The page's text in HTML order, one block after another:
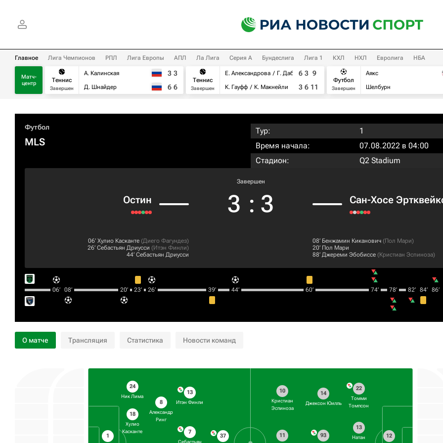
Главное Лига Чемпионов РПЛ Лига Европы АПЛ Ла Лига Серия А Бундеслига Лига 1 КХЛ НХЛ Евролига НБА
Матч-
центр
Теннис
Завершен
А. Калинская
Д. Шнайдер
3 3
6 6
Теннис
Завершен
Е. Александрова
Г. Дабровски
К. Гауфф
К. Макнейли
6 3 9
3 6 11
Футбол
Завершен
Аякс
Шелбурн
Футбол
MLS
Тур:
1
Время начала:
07.08.2022 в 04:00
Стадион:
Q2 Stadium
Остин
Завершен
3 : 3 Сан-Хосе
06‎’‎ Хулио Касканте (Диего Фагундез)
26‎’‎ Себастьян Дриусси (Итэн Финли)
44‎’‎ Себастьян Дриусси
08‎’‎ Бенжамин Киканович (Пол Мари)
20‎’‎ Пол Мари
88‎’‎ Джереми Эбобиссе (Кристиан Эспиноза)
06‎’‎ 08‎’‎ 20‎’‎ 23‎’‎ 26‎’‎ 39‎’‎ 44‎’‎ 60‎’‎ 74‎’‎ 78‎’‎ 82‎’‎ 84‎’‎ 86‎’‎
О матче Трансляция Статистика Новости команд
1
24
Ник Лима
18
Хулио
Касканте
8
Александр
Ринг
13
Итэн Финли
7
Себастьян
37 12
22
Томми
Томпсон
13
Натан
14
Джексон Юилль
93
10
Кристиан
Эспиноза
11